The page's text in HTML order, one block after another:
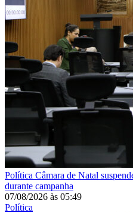
Política Câmara de Natal
durante campanha
07/08/2026 às 05:49
Política